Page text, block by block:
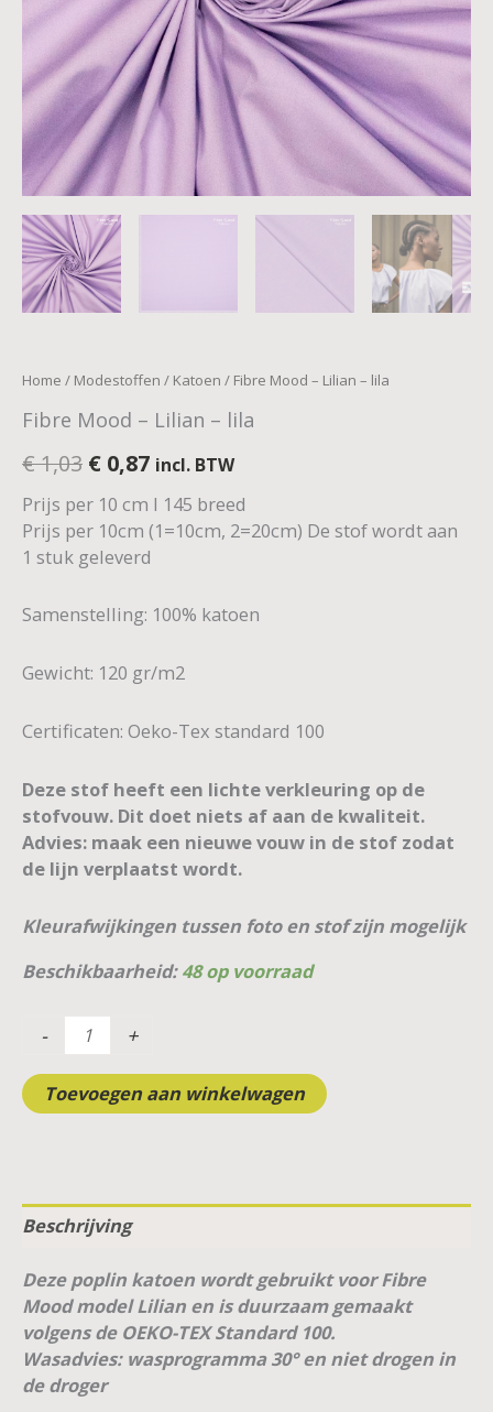
Home / Modestoffen / Katoen / Fibre Mood – Lilian – lila
Fibre Mood – Lilian – lila
€1,03 € 0,87 incl. BTW
Prijs per 10 cm I 145 breed
Prijs per 10cm (1=10cm, 2=20cm) De stof wordt aan
1 stuk geleverd
Samenstelling: 100% katoen
Gewicht: 120 gr/m2
Certificaten: Oeko-Tex standard 100
Deze stof heeft een lichte verkleuring op de
stofvouw. Dit doet niets af aan de kwaliteit.
Advies: maak een nieuwe vouw in de stof zodat
de lijn verplaatst wordt.
Kleurafwijkingen tussen foto en stof zijn mogelijk
Beschikbaarheid: 48 op voorraad
- +
Toevoegen aan winkelwagen
Beschrijving
Deze poplin katoen wordt gebruikt voor Fibre
Mood model Lilian en is duurzaam gemaakt
volgens de OEKO-TEX Standard 100.
Wasadvies: wasprogramma 30° en niet drogen in
de droger